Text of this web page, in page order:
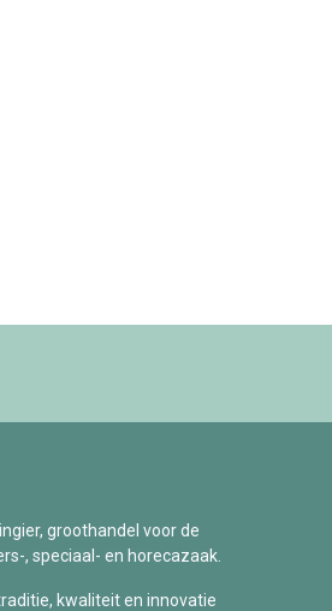
groothandel voor de
, speciaal- en horecazaak.
kwaliteit en innovatie